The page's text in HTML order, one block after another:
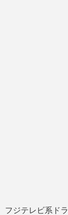
フジテレビ系ド